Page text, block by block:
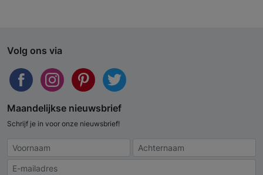
Volg ons via
Maandelijkse nieuwsbrief
Schrijf je in voor onze nieuwsbrief!